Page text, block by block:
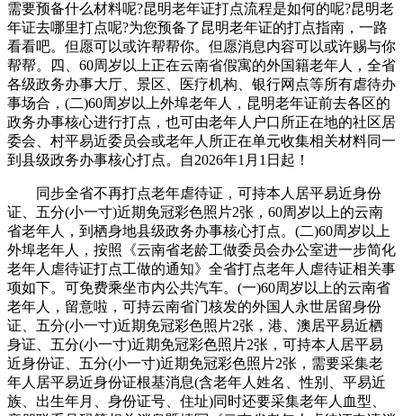
需要预备什么材料呢?昆明老年证打点流程是如何的呢?昆明老
年证去哪里打点呢?为您预备了昆明老年证的打点指南，一路
看看吧。但愿可以或许帮帮你。但愿消息内容可以或许赐与你
帮帮。四、60周岁以上正在云南省假寓的外国籍老年人，全省
各级政务办事大厅、景区、医疗机构、银行网点等所有虐待办
事场合，(二)60周岁以上外埠老年人，昆明老年证前去各区的
政务办事核心进行打点，也可由老年人户口所正在地的社区居
委会、村平易近委员会或老年人所正在单元收集相关材料同一
到县级政务办事核心打点。自2026年1月1日起！
同步全省不再打点老年虐待证，可持本人居平易近身份
证、五分(小一寸)近期免冠彩色照片2张，60周岁以上的云南
省老年人，到栖身地县级政务办事核心打点。(二)60周岁以上
外埠老年人，按照《云南省老龄工做委员会办公室进一步简化
老年人虐待证打点工做的通知》全省打点老年人虐待证相关事
项如下。可免费乘坐市内公共汽车。(一)60周岁以上的云南省
老年人，留意啦，可持云南省门核发的外国人永世居留身份
证、五分(小一寸)近期免冠彩色照片2张，港、澳居平易近栖
身证、五分(小一寸)近期免冠彩色照片2张，可持本人居平易
近身份证、五分(小一寸)近期免冠彩色照片2张，需要采集老
年人居平易近身份证根基消息(含老年人姓名、性别、平易近
族、出生年月、身份证号、住址)同时还要采集老年人血型、